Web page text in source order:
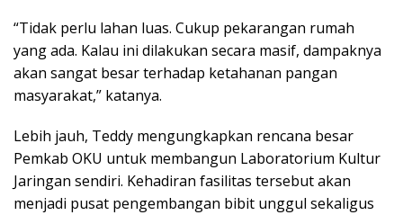
“Tidak perlu lahan luas. Cukup pekarangan rumah
yang ada. Kalau ini dilakukan secara masif, dampaknya
akan sangat besar terhadap ketahanan pangan
masyarakat,” katanya.
Lebih jauh, Teddy mengungkapkan rencana besar
Pemkab OKU untuk membangun Laboratorium Kultur
Jaringan sendiri. Kehadiran fasilitas tersebut akan
menjadi pusat pengembangan bibit unggul sekaligus